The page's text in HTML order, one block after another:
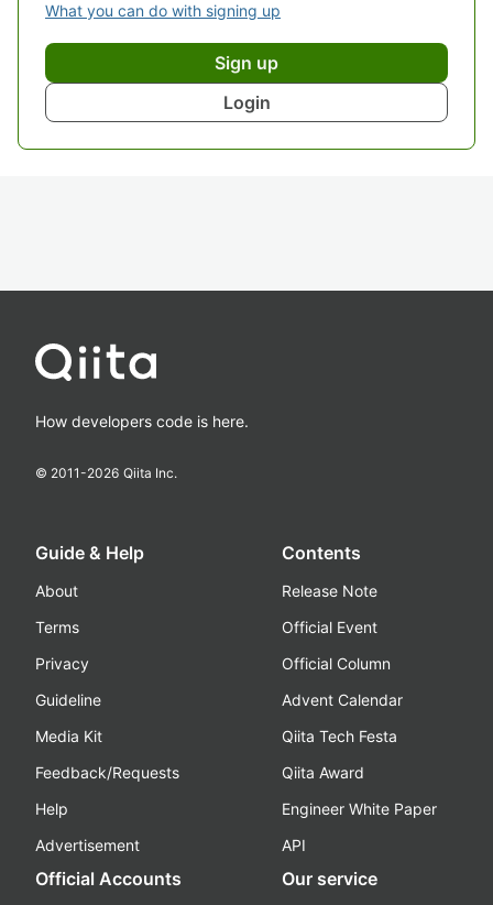
What you can do with signing up
Sign up
Login
How developers code is here.
© 2011-2026 Qiita Inc.
Guide & Help
About
Terms
Privacy
Guideline
Media Kit
Feedback/Requests
Help
Advertisement
Contents
Release Note
Official Event
Official Column
Advent Calendar
Qiita Tech Festa
Qiita Award
Engineer White Paper
API
Official Accounts Our service